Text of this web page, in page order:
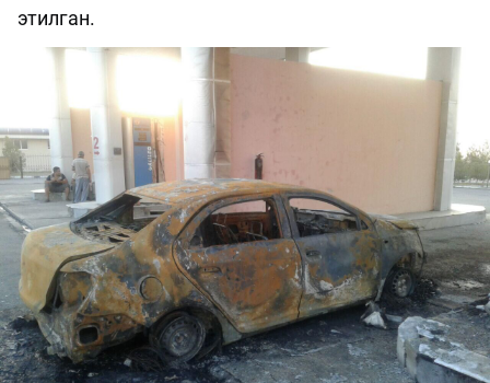
этилган.